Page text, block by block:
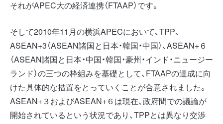
それがAPEC大の経済連携（FTAAP）です。
そして2010年11月の横浜APECにおいて、TPP、
ASEAN+3（ASEAN諸国と日本・韓国・中国）、ASEAN+６
（ASEAN諸国と日本・中国・韓国・豪州・インド・ニュージー
ランド）の三つの枠組みを基礎として、FTAAPの達成に向
けた具体的な措置をとっていくことが合意されました。
ASEAN+３およびASEAN+６は現在、政府間での議論が
開始されているという状況であり、TPPとは異なり交渉